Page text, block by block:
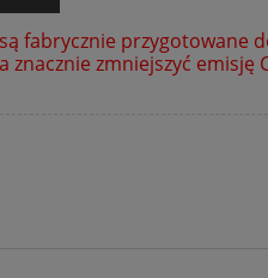
są fabrycznie przygotowane
zmniejszyć emisję